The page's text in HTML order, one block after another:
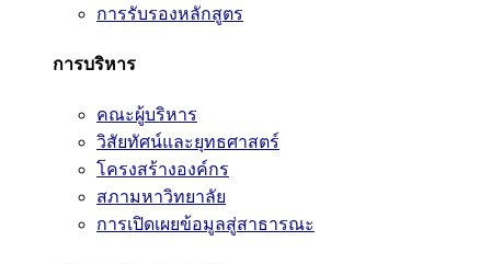
การรับรองหลักสูตร
การบริหาร
คณะผู้บริหาร
วิสัยทัศน์และยุทธศาสตร์
โครงสร้างองค์กร
สภามหาวิทยาลัย
การเปิดเผยข้อมูลสู่สาธารณะ